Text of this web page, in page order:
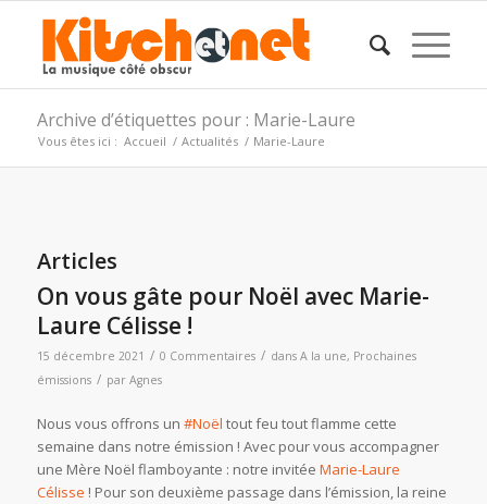
Archive d’étiquettes pour : Marie-Laure
Vous êtes ici : Accueil / Actualités / Marie-Laure
Articles
On vous gâte pour Noël avec Marie-
Laure Célisse !
15 décembre 2021 / 0 Commentaires / dans A la une, Prochaines
émissions / par Agnes
Nous vous offrons un #Noël tout feu tout flamme cette
semaine dans notre émission ! Avec pour vous accompagner
une Mère Noël flamboyante : notre invitée Marie-Laure
Célisse ! Pour son deuxième passage dans l’émission, la reine